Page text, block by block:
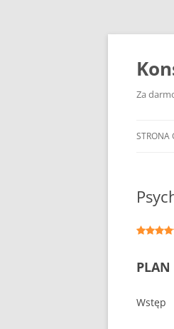
Przejdź
Za
STRONA
PLAN
Wstęp